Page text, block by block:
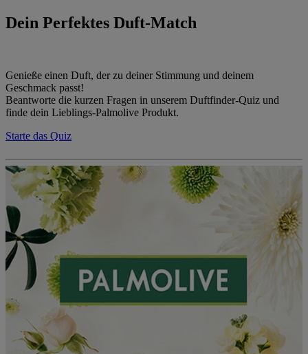
Dein Perfektes Duft-Match
Genieße einen Duft, der zu deiner Stimmung und deinem
Geschmack passt!
Beantworte die kurzen Fragen in unserem Duftfinder-Quiz und
finde dein Lieblings-Palmolive Produkt.
Starte das Quiz